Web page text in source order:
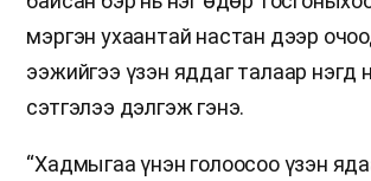
мэргэн ухаантай настан дээр
ээжийгээ үзэн яддаг талаар нэгд
сэтгэлээ дэлгэж гэнэ.
“Хадмыгаа үнэн голоосоо үзэн